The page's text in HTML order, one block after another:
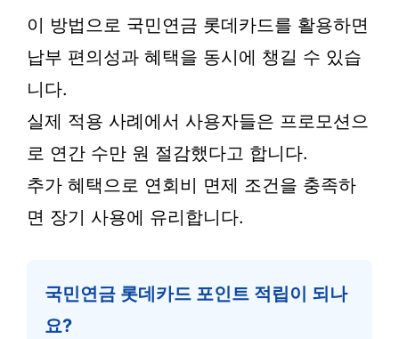
이 방법으로 국민연금 롯데카드를 활용하면
납부 편의성과 혜택을 동시에 챙길 수 있습
니다.
실제 적용 사례에서 사용자들은 프로모션으
로 연간 수만 원 절감했다고 합니다.
추가 혜택으로 연회비 면제 조건을 충족하
면 장기 사용에 유리합니다.
국민연금 롯데카드 포인트 적립이 되나
요?